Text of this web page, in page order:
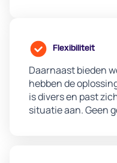
Flexibiliteit
Daarnaast bieden
hebben de
is divers en past
situatie aan. Geen